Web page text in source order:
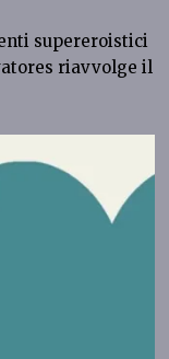
supereroistici
riavvolge il